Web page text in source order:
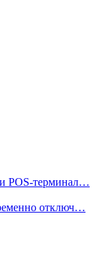
и POS-терминал…
отключ…